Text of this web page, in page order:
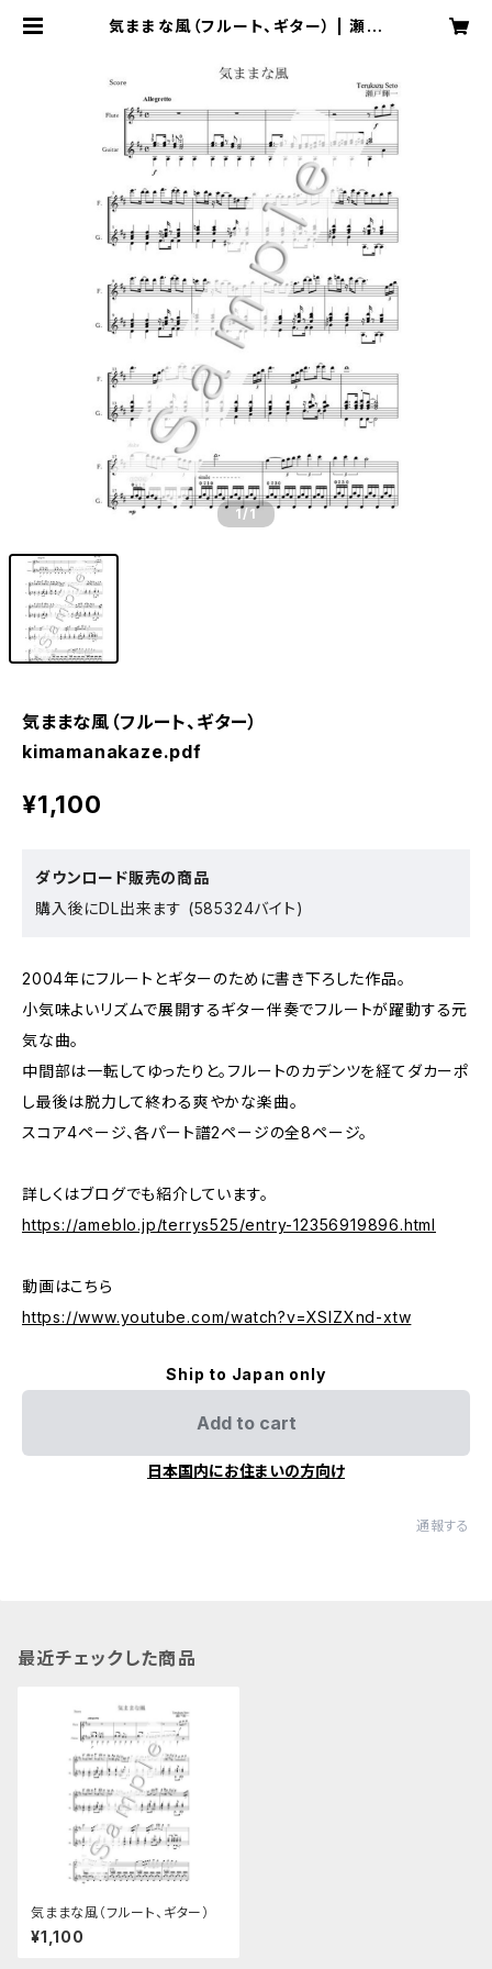
気ままな風（フルート、ギター） | 瀬戸
1/1
気ままな風（フルート、ギター）
kimamanakaze.pdf
¥1,100
ダウンロード販売の商品
購入後にDL出来ます (585324バイト)
2004年にフルートとギターのために書き下ろした作品。
小気味よいリズムで展開するギター伴奏でフルートが躍動する元
気な曲。
中間部は一転してゆったりと。フルートのカデンツを経てダカーポ
し最後は脱力して終わる爽やかな楽曲。
スコア4ページ、各パート譜2ページの全8ページ。
詳しくはブログでも紹介しています。
https://ameblo.jp/terrys525/entry-12356919896.html
動画はこちら
https://www.youtube.com/watch?v=XSIZXnd-xtw
Ship to Japan only
Add to cart
日本国内にお住まいの方向け
通報する
最近チェックした商品
気ままな風（フルート、ギター）
¥1,100